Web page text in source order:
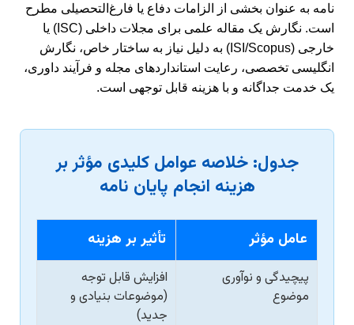
نامه به عنوان بخشی از الزامات دفاع یا فارغ‌التحصیلی مطرح
است. نگارش یک مقاله علمی برای مجلات داخلی (ISC) یا
خارجی (ISI/Scopus) به دلیل نیاز به ساختار خاص، نگارش
انگلیسی تخصصی، رعایت استانداردهای مجله و فرآیند داوری،
یک خدمت جداگانه و با هزینه قابل توجهی است.
جدول: خلاصه عوامل کلیدی مؤثر بر
هزینه انجام پایان نامه
عامل مؤثر تأثیر بر هزینه
پیچیدگی و نوآوری
موضوع
افزایش قابل توجه
(موضوعات بنیادی و
جدید)